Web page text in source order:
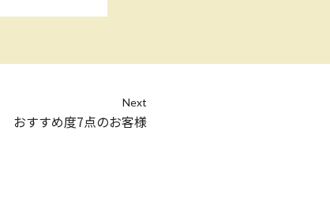
Next
おすすめ度7点のお客様